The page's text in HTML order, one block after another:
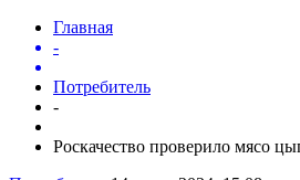
Главная
-
Потребитель
-
Роскачество проверило мясо